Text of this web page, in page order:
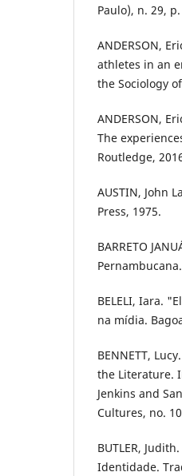
Paulo), n. 29,
ANDERSON,
athletes in an
the Sociology
ANDERSON,
The
Routledge,
AUSTIN, John
Press, 1975.
BARRETO
BELELI, Iara.
na mídia.
BENNETT,
the Literature.
Jenkins and
Cultures, no.
BUTLER,
Identidade.